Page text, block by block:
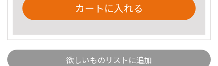
カートに入れる
欲しいものリストに追加